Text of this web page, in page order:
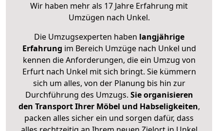
Wir haben mehr als 17 Jahre Erfahrung mit
Umzügen nach Unkel.
Die Umzugsexperten haben langjährige
Erfahrung im Bereich Umzüge nach Unkel und
kennen die Anforderungen, die ein Umzug von
Erfurt nach Unkel mit sich bringt. Sie kümmern
sich um alles, von der Planung bis hin zur
Durchführung des Umzugs. Sie organisieren
den Transport Ihrer Möbel und Habseligkeiten,
packen alles sicher ein und sorgen dafür, dass